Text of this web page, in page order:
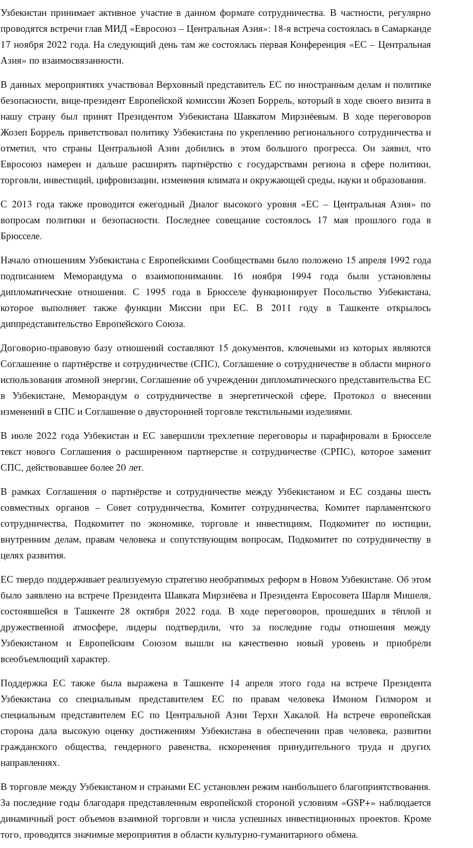
Узбекистан принимает активное участие в данном формате сотрудничества. В частности, регулярно
проводятся встречи глав МИД «Евросоюз – Центральная Азия»: 18-я встреча состоялась в Самарканде
17 ноября 2022 года. На следующий день там же состоялась первая Конференция «ЕС – Центральная
Азия» по взаимосвязанности.
В данных мероприятиях участвовал Верховный представитель ЕС по иностранным делам и политике
безопасности, вице-президент Европейской комиссии Жозеп Боррель, который в ходе своего визита в
нашу страну был принят Президентом Узбекистана Шавкатом Мирзиёевым. В ходе переговоров
Жозеп Боррель приветствовал политику Узбекистана по укреплению регионального сотрудничества и
отметил, что страны Центральной Азии добились в этом большого прогресса. Он заявил, что
Евросоюз намерен и дальше расширять партнёрство с государствами региона в сфере политики,
торговли, инвестиций, цифровизации, изменения климата и окружающей среды, науки и образования.
С 2013 года также проводится ежегодный Диалог высокого уровня «ЕС – Центральная Азия» по
вопросам политики и безопасности. Последнее совещание состоялось 17 мая прошлого года в
Брюсселе.
Начало отношениям Узбекистана с Европейскими Сообществами было положено 15 апреля 1992 года
подписанием Меморандума о взаимопонимании. 16 ноября 1994 года были установлены
дипломатические отношения. С 1995 года в Брюсселе функционирует Посольство Узбекистана,
которое выполняет также функции Миссии при ЕС. В 2011 году в Ташкенте открылось
диппредставительство Европейского Союза.
Договорно-правовую базу отношений составляют 15 документов, ключевыми из которых являются
Соглашение о партнёрстве и сотрудничестве (СПС), Соглашение о сотрудничестве в области мирного
использования атомной энергии, Соглашение об учреждении дипломатического представительства ЕС
в Узбекистане, Меморандум о сотрудничестве в энергетической сфере, Протокол о внесении
изменений в СПС и Соглашение о двусторонней торговле текстильными изделиями.
В июле 2022 года Узбекистан и ЕС завершили трехлетние переговоры и парафировали в Брюсселе
текст нового Соглашения о расширенном партнерстве и сотрудничестве (СРПС), которое заменит
СПС, действовавшее более 20 лет.
В рамках Соглашения о партнёрстве и сотрудничестве между Узбекистаном и ЕС созданы шесть
совместных органов – Совет сотрудничества, Комитет сотрудничества, Комитет парламентского
сотрудничества, Подкомитет по экономике, торговле и инвестициям, Подкомитет по юстиции,
внутренним делам, правам человека и сопутствующим вопросам, Подкомитет по сотрудничеству в
целях развития.
ЕС твердо поддерживает реализуемую стратегию необратимых реформ в Новом Узбекистане. Об этом
было заявлено на встрече Президента Шавката Мирзиёева и Президента Евросовета Шарля Мишеля,
состоявшейся в Ташкенте 28 октября 2022 года. В ходе переговоров, прошедших в тёплой и
дружественной атмосфере, лидеры подтвердили, что за последние годы отношения между
Узбекистаном и Европейским Союзом вышли на качественно новый уровень и приобрели
всеобъемлющий характер.
Поддержка ЕС также была выражена в Ташкенте 14 апреля этого года на встрече Президента
Узбекистана со специальным представителем ЕС по правам человека Имоном Гилмором и
специальным представителем ЕС по Центральной Азии Терхи Хакалой. На встрече европейская
сторона дала высокую оценку достижениям Узбекистана в обеспечении прав человека, развитии
гражданского общества, гендерного равенства, искоренения принудительного труда и других
направлениях.
В торговле между Узбекистаном и странами ЕС установлен режим наибольшего благоприятствования.
За последние годы благодаря представленным европейской стороной условиям «GSP+» наблюдается
динамичный рост объемов взаимной торговли и числа успешных инвестиционных проектов. Кроме
того, проводятся значимые мероприятия в области культурно-гуманитарного обмена.